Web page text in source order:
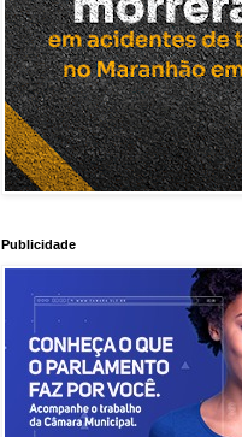
Publicidade